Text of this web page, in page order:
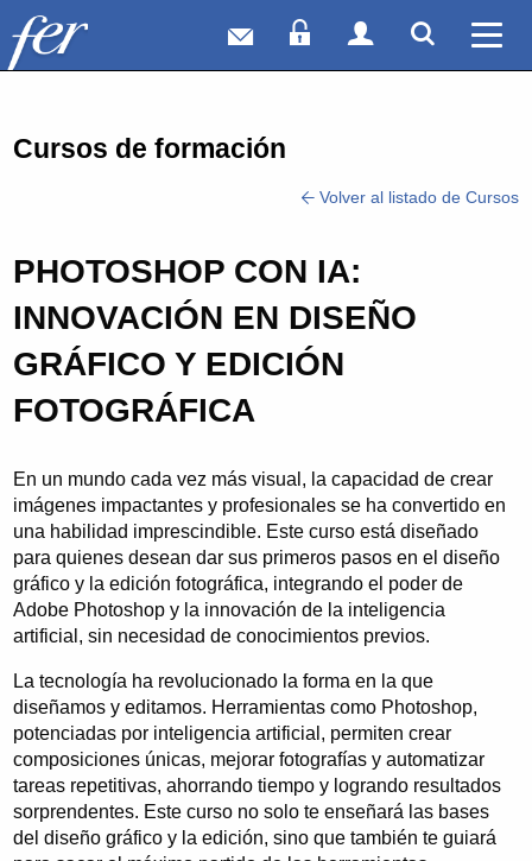
Correo webAcceso Socios
Acceso
Cursos de formación
Volver al listado de Cursos
PHOTOSHOP CON IA:
INNOVACIÓN EN DISEÑO
GRÁFICO Y EDICIÓN
FOTOGRÁFICA
En un mundo cada vez más visual, la capacidad de crear
imágenes impactantes y profesionales se ha convertido en
una habilidad imprescindible. Este curso está diseñado
para quienes desean dar sus primeros pasos en el diseño
gráfico y la edición fotográfica, integrando el poder de
Adobe Photoshop y la innovación de la inteligencia
artificial, sin necesidad de conocimientos previos.
La tecnología ha revolucionado la forma en la que
diseñamos y editamos. Herramientas como Photoshop,
potenciadas por inteligencia artificial, permiten crear
composiciones únicas, mejorar fotografías y automatizar
tareas repetitivas, ahorrando tiempo y logrando resultados
sorprendentes. Este curso no solo te enseñará las bases
del diseño gráfico y la edición, sino que también te guiará